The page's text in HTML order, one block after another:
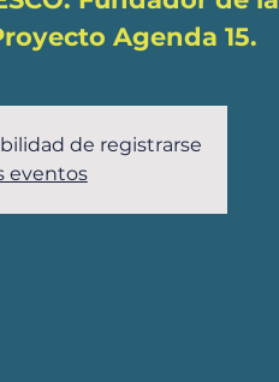
Agenda 15.
de registrarse
eventos